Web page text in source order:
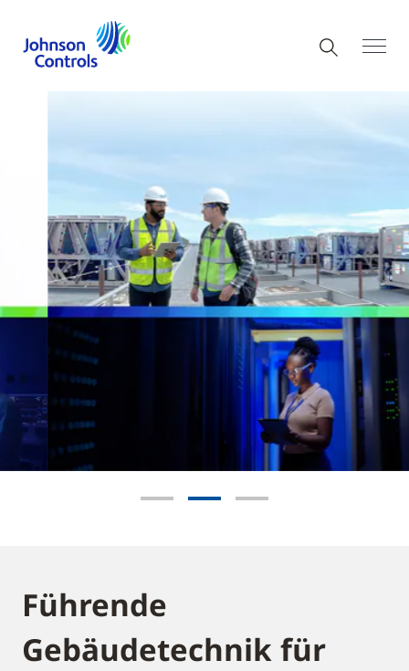
Energieeffizienzkennzahl
Ihr
Rechenzentrum
Go to slide 1Go to slide 2Go to slide 3
Führende
Gebäudetechnik für